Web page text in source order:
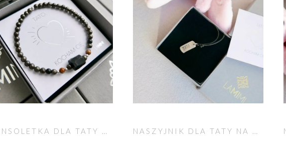
BRANSOLETKA DLA TATY Z KAMIENIAMI NASZYJNIK DLA TATY NA DZIEŃ OJCA